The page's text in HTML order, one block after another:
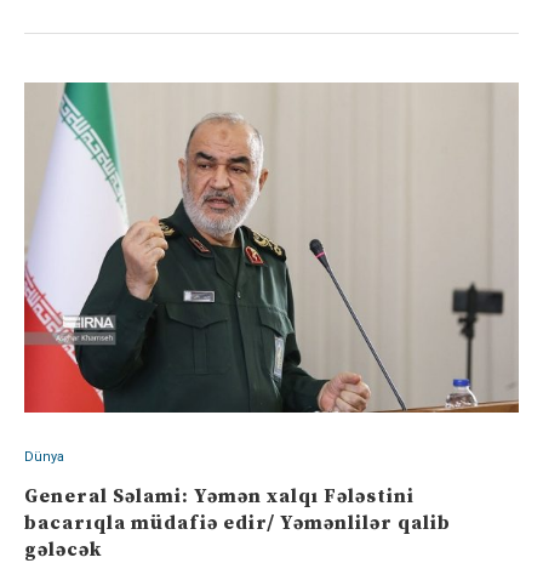
Dünya
General Səlami: Yəmən xalqı Fələstini
bacarıqla müdafiə edir/ Yəmənlilər qalib
gələcək